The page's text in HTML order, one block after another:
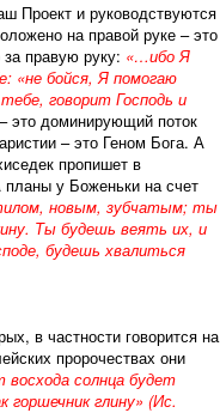
Проект и руководствуются
на правой руке – это
правую руку: «…ибо Я
«не бойся, Я помогаю
говорит Господь и
это доминирующий поток
– это Геном Бога. А
пропишет в
планы у Боженьки на счет
новым, зубчатым; ты
Ты будешь веять их, и
будешь хвалиться
в частности говорится на
пророчествах они
восхода солнца будет
глину» (Ис.